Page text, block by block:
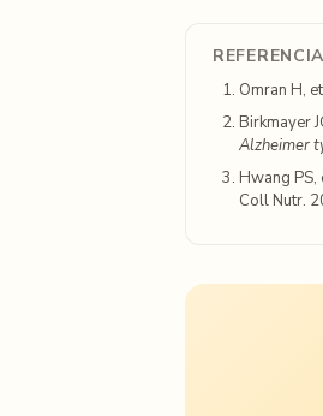
Omran H,
Birkmayer
Alzheimer
Hwang PS,
Coll Nutr.